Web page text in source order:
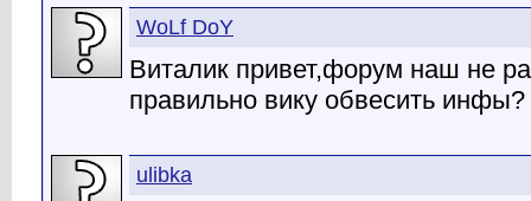
WoLf DoY
Виталик привет,форум наш не
правильно вику обвесить инфы?
ulibka